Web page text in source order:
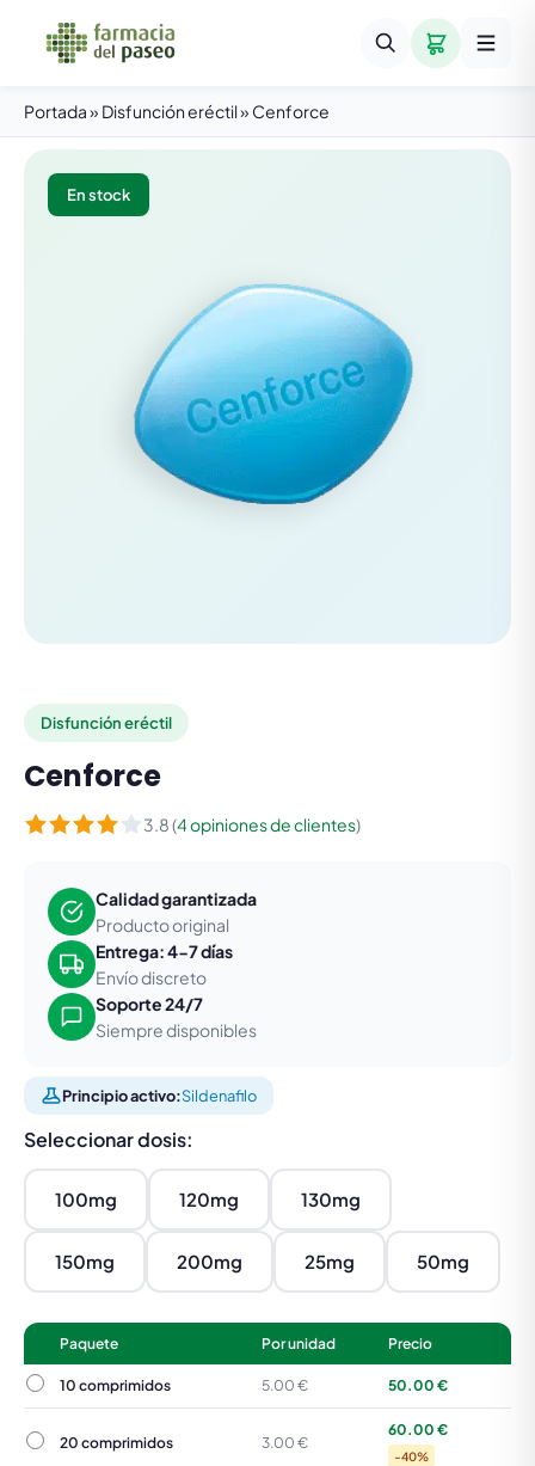
Portada» Disfunción eréctil» Cenforce
En stock
Disfunción eréctil
Cenforce
3.8 (4 opiniones de clientes)
Calidad garantizada
Producto original
Entrega: 4-7 días
Envío discreto
Soporte 24/7
Siempre disponibles
Principio activo:Sildenafilo
Seleccionar dosis:
100mg 120mg 130mg
150mg 200mg 25mg 50mg
Paquete Por unidad Precio
10 comprimidos
10 comprimidos 5.00 € 50.00 €
20 comprimidos
20 comprimidos 3.00 €
60.00 €
-40%